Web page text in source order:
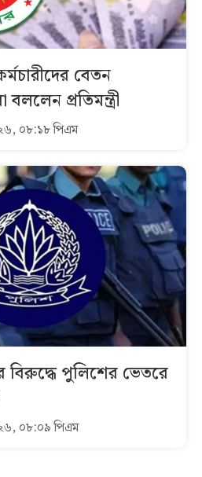
বেতন
প্রতিমন্ত্রী
০৮:১৮ পিএম
বিরুদ্ধে পুলিশের ভেতরে
০৮:০৯ পিএম